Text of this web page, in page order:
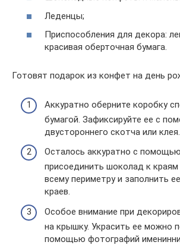
Леденцы;
Приспособления для декора:
красивая оберточная бумага.
Готовят подарок из конфет на день
Аккуратно оберните коробку
бумагой. Зафиксируйте ее с
двустороннего скотча или клея.
Осталось аккуратно с
присоединить шоколад к
всему периметру и заполнить
краев.
Особое внимание при
на крышку. Украсить ее можно
помощью фотографий